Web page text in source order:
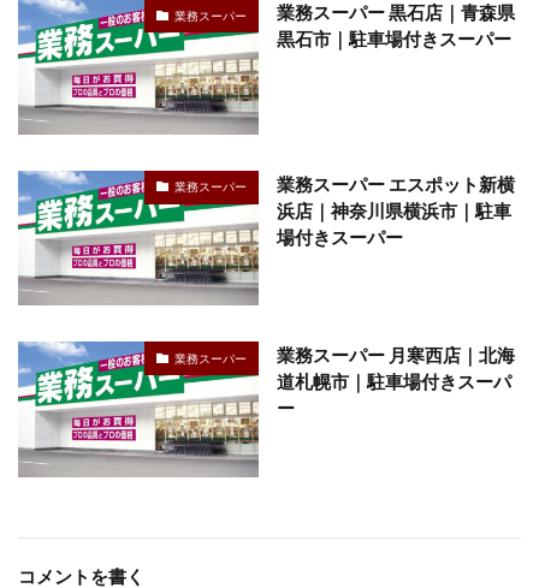
業務スーパー
業務スーパー 黒石店｜青森県
黒石市｜駐車場付きスーパー
業務スーパー
業務スーパー エスポット新横
浜店｜神奈川県横浜市｜駐車
場付きスーパー
業務スーパー
業務スーパー 月寒西店｜北海
道札幌市｜駐車場付きスーパ
ー
コメントを書く